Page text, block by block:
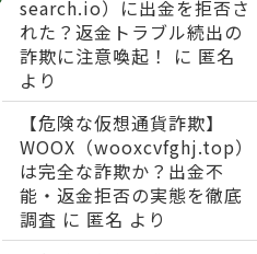
search.io）に出金を拒否さ
れた？返金トラブル続出の
詐欺に注意喚起！
に 匿名
より
【危険な仮想通貨詐欺】
WOOX（wooxcvfghj.top）
は完全な詐欺か？出金不
能・返金拒否の実態を徹底
調査 に 匿名 より